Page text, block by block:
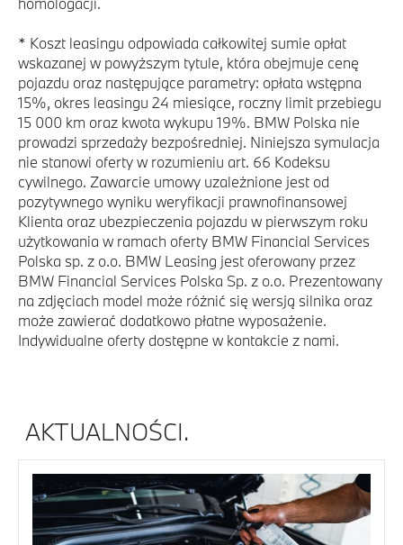
* Koszt leasingu odpowiada całkowitej sumie opłat
wskazanej w powyższym tytule, która obejmuje cenę
pojazdu oraz następujące parametry: opłata wstępna
15%, okres leasingu 24 miesiące, roczny limit przebiegu
15 000 km oraz kwota wykupu 19%. BMW Polska nie
prowadzi sprzedaży bezpośredniej. Niniejsza symulacja
nie stanowi oferty w rozumieniu art. 66 Kodeksu
cywilnego. Zawarcie umowy uzależnione jest od
pozytywnego wyniku weryfikacji prawnofinansowej
Klienta oraz ubezpieczenia pojazdu w pierwszym roku
użytkowania w ramach oferty BMW Financial Services
Polska sp. z o.o. BMW Leasing jest oferowany przez
BMW Financial Services Polska Sp. z o.o. Prezentowany
na zdjęciach model może różnić się wersją silnika oraz
może zawierać dodatkowo płatne wyposażenie.
Indywidualne oferty dostępne w kontakcie z nami.
AKTUALNOŚCI.